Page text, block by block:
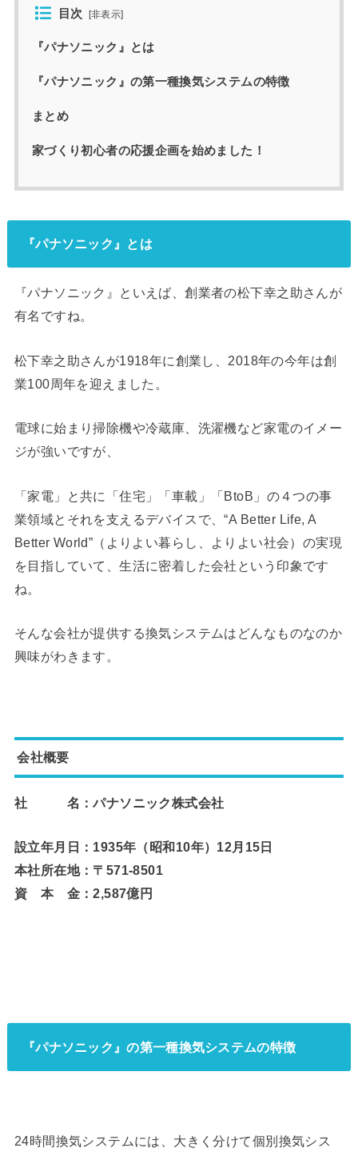
目次 [非表示]
『パナソニック』とは
『パナソニック』の第一種換気システムの特徴
まとめ
家づくり初心者の応援企画を始めました！
『パナソニック』とは
『パナソニック』といえば、創業者の松下幸之助さんが
有名ですね。
松下幸之助さんが1918年に創業し、2018年の今年は創
業100周年を迎えました。
電球に始まり掃除機や冷蔵庫、洗濯機など家電のイメー
ジが強いですが、
「家電」と共に「住宅」「車載」「BtoB」の４つの事
業領域とそれを支えるデバイスで、“A Better Life, A
Better World”（よりよい暮らし、よりよい社会）の実現
を目指していて、生活に密着した会社という印象です
ね。
そんな会社が提供する換気システムはどんなものなのか
興味がわきます。
会社概要
社 名：パナソニック株式会社
設立年月日：1935年 （昭和10年） 12月15日
本社所在地：〒571-8501
資 本 金：2,587億円
『パナソニック』の第一種換気システムの特徴
24時間換気システムには、大きく分けて個別換気シス